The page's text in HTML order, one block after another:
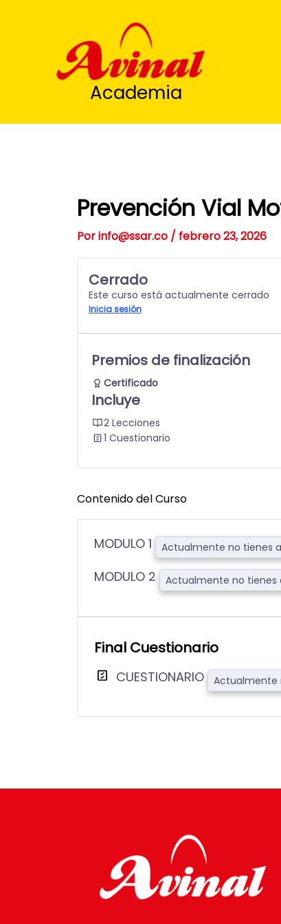
Academia
Prevención Vial
Porinfo@ssar.co / febrero 23, 2026
Contenido del Curso
MODULO 1 Actualmente no tienes
MODULO 2 Actualmente no
Final Cuestionario
CUESTIONARIO Actualmente
Cerrado
Este curso está actualmente cerrado
Inicia sesión
Premios de finalización
Certificado
Incluye
2 Lecciones
1 Cuestionario